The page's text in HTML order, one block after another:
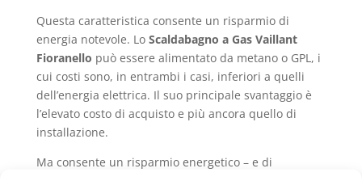
Questa caratteristica consente un risparmio di
energia notevole. Lo Scaldabagno a Gas Vaillant
Fioranello può essere alimentato da metano o GPL, i
cui costi sono, in entrambi i casi, inferiori a quelli
dell’energia elettrica. Il suo principale svantaggio è
l’elevato costo di acquisto e più ancora quello di
installazione.
Ma consente un risparmio energetico – e di